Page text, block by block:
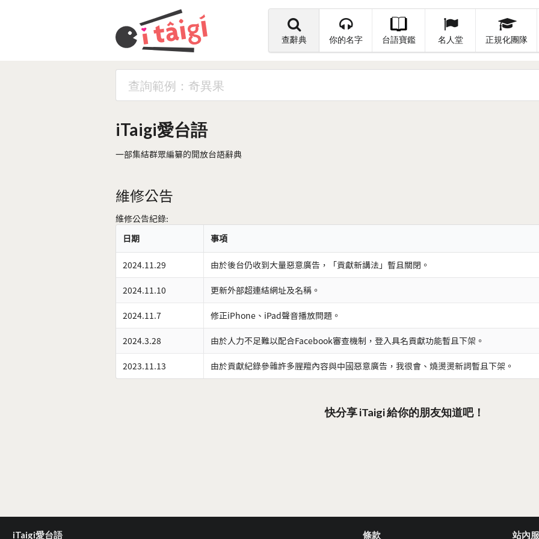
查辭典 你的名字 台語寶鑑 名人堂 正規化團隊
iTaigi愛台語
一部集結群眾編纂的開放台語辭典
維修公告
維修公告紀錄:
日期
事項
2024.11.29 由於後台仍收到大量惡意廣告，「貢獻新講法」暫且關閉。
2024.11.10 更新外部超連結網址及名稱。
2024.11.7 修正iPhone、iPad聲音播放問題。
2024.3.28 由於人力不足難以配合Facebook審查機制，登入具名貢獻功能暫且下架。
2023.11.13 由於貢獻紀錄參雜許多腥羶內容與中國惡意廣告，我很會、燒燙燙新詞暫且下架。
快分享 iTaigi 給你的朋友知道吧！
iTaigi愛台語 條款 站內